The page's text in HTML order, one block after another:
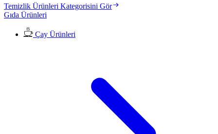
Temizlik Ürünleri Kategorisini Gör
Gıda Ürünleri
Çay Ürünleri